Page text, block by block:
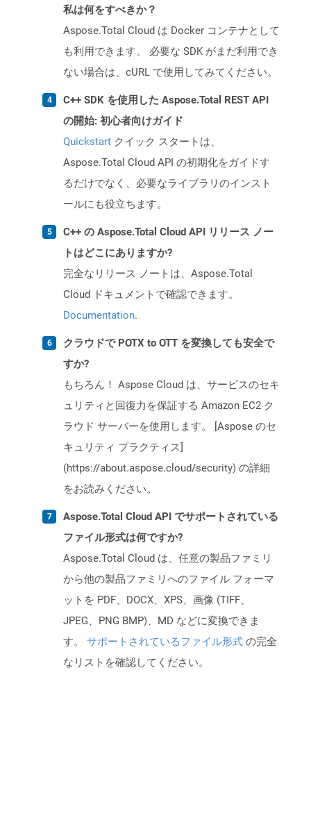
私は何をすべきか？
Aspose.Total Cloud は Docker コンテナとして
も利用できます。 必要な SDK がまだ利用でき
ない場合は、cURL で使用してみてください。
C++ SDK を使用した Aspose.Total REST API
の開始: 初心者向けガイド
Quickstart クイック スタートは、
Aspose.Total Cloud API の初期化をガイドす
るだけでなく、必要なライブラリのインスト
ールにも役立ちます。
C++ の Aspose.Total Cloud API リリース ノー
トはどこにありますか?
完全なリリース ノートは、Aspose.Total
Cloud ドキュメントで確認できます。
Documentation.
クラウドで POTX to OTT を変換しても安全で
すか?
もちろん！ Aspose Cloud は、サービスのセキ
ュリティと回復力を保証する Amazon EC2 ク
ラウド サーバーを使用します。 [Aspose のセ
キュリティ プラクティス]
(https://about.aspose.cloud/security) の詳細
をお読みください。
Aspose.Total Cloud API でサポートされている
ファイル形式は何ですか?
Aspose.Total Cloud は、任意の製品ファミリ
から他の製品ファミリへのファイル フォーマ
ットを PDF、DOCX、XPS、画像 (TIFF、
JPEG、PNG BMP)、MD などに変換できま
す。 サポートされているファイル形式 の完全
なリストを確認してください。